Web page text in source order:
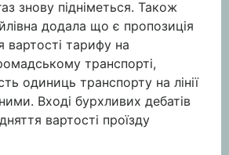
знову підніметься. Також
додала що є пропозиція
вартості тарифу на
транспорті,
одиниць транспорту на лінії
Вході бурхливих дебатів
вартості проїзду